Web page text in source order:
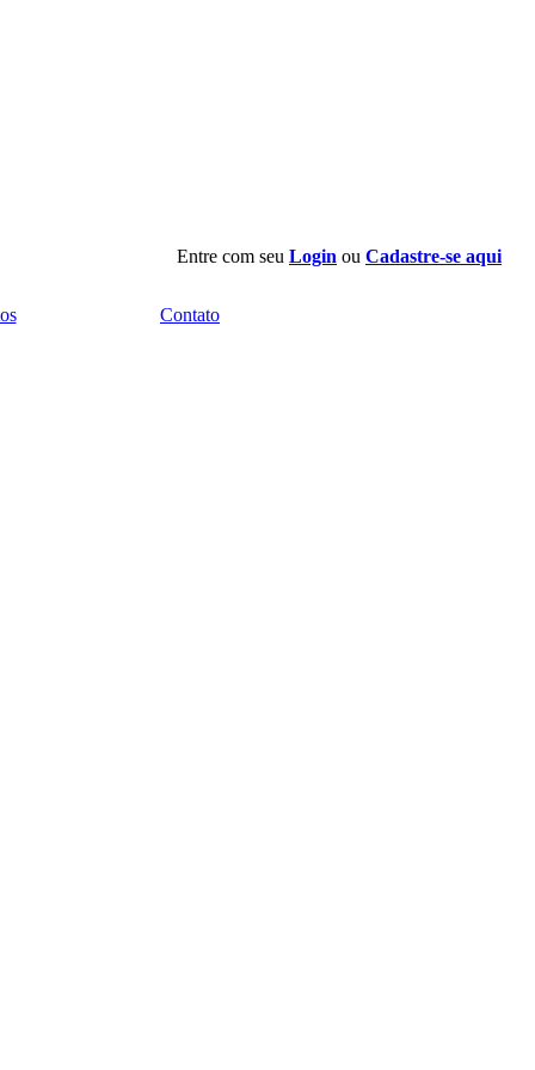
Entre com seu Login ou Cadastre-se aqui
Contato